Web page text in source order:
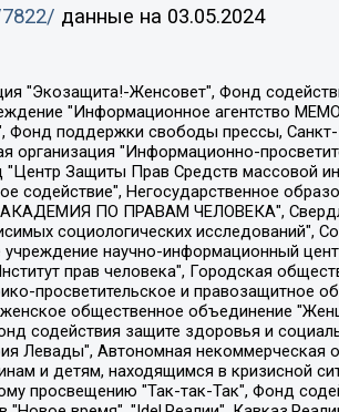
данные на 03.05.2024
Юридическое лицо, зарегистрированное в Латвийской Республике, SIA "Medusa Project" (регистрационный номер 40103797863, дата регистрации 10.06.2014), Некоммерческая организация "Фонд по борьбе с коррупцией", Автономная некоммерческая организация "Институт права и публичной политики", Баданин Роман Сергеевич, Гликин Максим Александрович, Железнова Мария Михайловна, Лукьянова Юлия Сергеевна, Маетная Елизавета Витальевна, Маняхин Петр Борисович, Чуракова Ольга Владимировна, Ярош Юлия Петровна, Юридическое лицо "The Insider SIA", зарегистрированное в Риге, Латвийская Республика (дата регистрации 26.06.2015), являющееся администратором доменного имени интернет-издания "The Insider SIA", https://theins.ru, Постернак Алексей Евгеньевич, Рубин Михаил Аркадьевич, Анин Роман Александрович, Юридическое лицо Istories fonds, зарегистрированное в Латвийской Республике (регистрационный номер 50008295751, дата регистрации 24.02.2020), Великовский Дмитрий Александрович, Долинина Ирина Николаевна, Мароховская Алеся Алексеевна, Шлейнов Роман Юрьевич, Шмагун Олеся Валентиновна, Общество с ограниченной ответственностью "Альтаир 2021", Общество с ограниченной ответственностью "Вега 2021", Общество с ограниченной ответственностью "Главный редактор 2021", Общество с ограниченной ответственностью "Ромашки монолит", Важенков Артем Валерьевич, Ивановская областная общественная организация "Центр гендерных исследований", Гурман Юрий Альбертович, Медиапроект "ОВД-Инфо", Егоров Владимир Владимирович, Жилинский Владимир Александрович, Общество с ограниченной ответственностью "ЗП", Иванова София Юрьевна, Карезина Инна Павловна, Кильтау Екатерина Викторовна, Петров Алексей Викторович, Пискунов Сергей Евгеньевич, Смирнов Сергей Сергеевич, Тихонов Михаил Сергеевич, Общество с ограниченной ответственностью "ЖУРНАЛИСТ-ИНОСТРАННЫЙ АГЕНТ", Арапова Галина Юрьевна, Вольтская Татьяна Анатольевна, Американская компания "Mason G.E.S. Anonymous Foundation" (США), являющаяся владельцем интернет-издания https://mnews.world/, Компания "Stichting Bellingcat", зарегистрированная в Нидерландах (дата регистрации 11.07.2018), Захаров Андрей Вячеславович, Клепиковская Екатерина Дмитриевна, Общество с ограниченной ответственностью "МЕМО", Перл Роман Александрович, Симонов Евгений Алексеевич, Соловьева Елена Анатольевна, Сотников Даниил Владимирович, Сурначева Елизавета Дмитриевна, Автономная некоммерческая организация по защите